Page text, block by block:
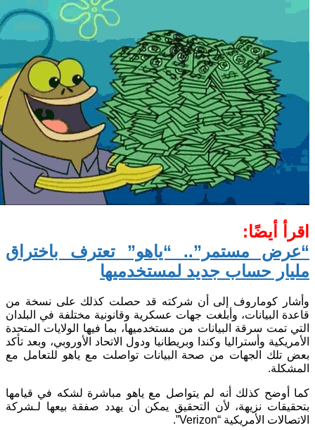
اقرأ أيضًا:
“عرض مستمر”.. “ياهو” تعترف باختراق
مليار حساب جديد لمستخدميها
وأشار كوماروف إلى أن شركته قد حصلت كذلك على نسخة من
قاعدة البيانات، وأبلغت جهات عسكرية وقانونية مختلفة في البلدان
التي تمت سرقة البيانات من مستخدميها، بما فيها الولايات المتحدة
الأمريكية وأستراليا وكندا وبريطانيا ودول الاتحاد الأوروبي، وبعد تأكد
بعض تلك الجهات من صحة البيانات تواصلت مع ياهو للتعامل مع
المشكلة.
كما أوضح كذلك أنه لم يتواصل مع ياهو مباشرة لشكه في قيامها
بتحقيقات نزيهة، لأن التحقيق يمكن أن يهدد صفقة بيعها لـشركة
الاتصالات الأمريكية “Verizon”.